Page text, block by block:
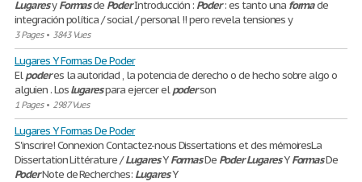
LugaresyFormasde PoderIntroducción : Poder: es tanto una formade
integración política / social / personal !! pero revela tensiones y
3 Pages• 3843 Vues
Lugares Y Formas De Poder
Elpoderes la autoridad , la potencia de derecho o de hecho sobre algo o
alguien . Loslugarespara ejercer elpoderson
1 Pages• 2987 Vues
Lugares Y Formas De Poder
S'inscrire! Connexion Contactez-nous Dissertations et des mémoiresLa
Dissertation Littérature /LugaresYFormasDe PoderLugaresYFormasDe
PoderNote de Recherches: LugaresY